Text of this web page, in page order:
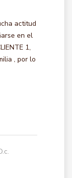
actitud
en el
1,
, por lo